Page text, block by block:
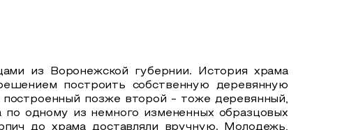
из Воронежской губернии. История храма
построить собственную деревянную
позже второй - тоже деревянный,
по одному из немного измененных образцовых
до храма доставляли вручную. Молодежь,